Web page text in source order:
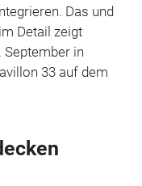
Das und
Detail zeigt
September in
33 auf dem